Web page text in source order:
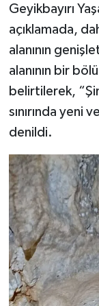
Geyikbayırı
açıklamada,
alanının
alanının bir
belirtilerek,
sınırında yeni
denildi.